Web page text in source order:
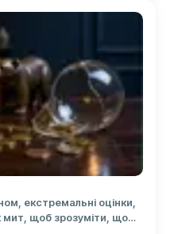
екстремальні оцінки,
мит, щоб зрозуміти, що